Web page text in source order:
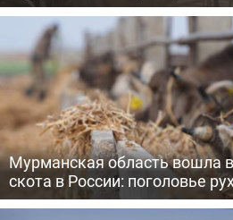
Мурманская область вошла
скота в России: поголовье